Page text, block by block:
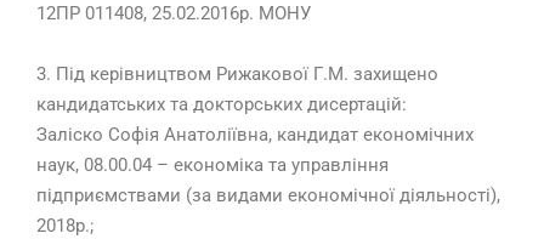
12ПР 011408, 25.02.2016р. МОНУ
3. Під керівництвом Рижакової Г.М. захищено
кандидатських та докторських дисертацій:
Заліско Софія Анатоліївна, кандидат економічних
наук, 08.00.04 – економіка та управління
підприємствами (за видами економічної діяльності),
2018р.;